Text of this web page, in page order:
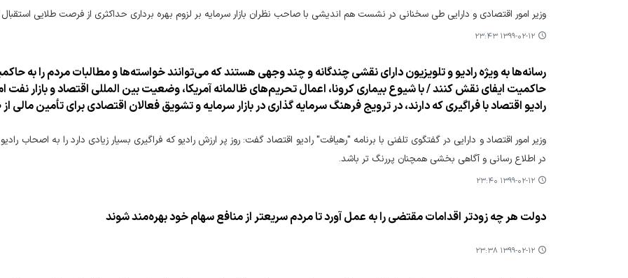
وزیر امور اقتصادی و دارایی طی سخنانی در نشست هم اندیشی با صاحب نظران بازار سرمایه بر لزوم بهره برداری حداکثری از فرصت طلایی استقبال
۱۳۹۹-۰۲-۱۲ ۲۳:۴۳
رسانه‌ها به ویژه رادیو و تلویزیون دارای نقشی چندگانه و چند وجهی هستند كه می‌توانند خواسته‌ها و مطالبات مردم را به
حاكمیت ایفای نقش كنند / با شیوع بیماری كرونا، اعمال تحریم‌های ظالمانه آمریكا، وضعیت بین المللی اقتصاد و بازار نفت
رادیو اقتصاد با فراگیری كه دارند، در ترویج فرهنگ سرمایه گذاری در بازار سرمایه و تشویق فعالان اقتصادی برای تأمین مالی
وزیر امور اقتصاد و دارایی در گفتگوی تلفنی با برنامه "رهیافت" رادیو اقتصاد گفت: روز پر ارزش رادیو که فراگیری بسیار زیادی دارد را به اصحاب
در اطلاع رسانی و آگاهی بخشی همچنان پررنگ تر باشد.
۱۳۹۹-۰۲-۱۲ ۲۳:۴۰
دولت هر چه زودتر اقدامات مقتضی را به عمل آورد تا مردم سریعتر از منافع سهام خود بهره‌مند شوند
۱۳۹۹-۰۲-۱۲ ۲۳:۳۸